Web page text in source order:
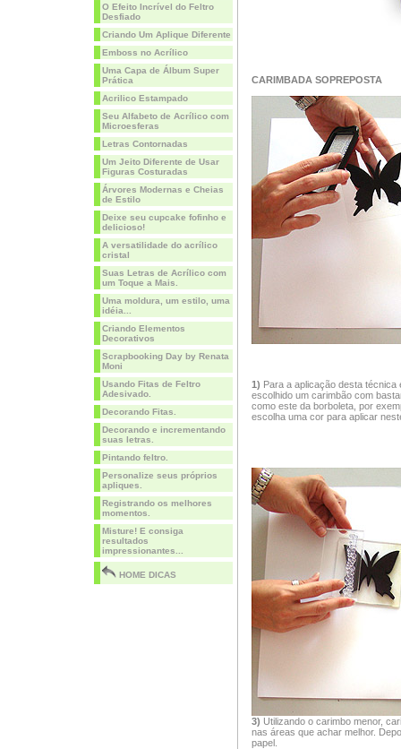
O Efeito Incrível do Feltro
Desfiado
Criando Um Aplique Diferente
Emboss no Acrílico
Uma Capa de Álbum Super
Prática
Acrilico Estampado
Seu Alfabeto de Acrílico com
Microesferas
Letras Contornadas
Um Jeito Diferente de Usar
Figuras Costuradas
Árvores Modernas e Cheias
de Estilo
Deixe seu cupcake fofinho e
delicioso!
A versatilidade do acrílico
cristal
Suas Letras de Acrílico com
um Toque a Mais.
Uma moldura, um estilo, uma
idéia...
Criando Elementos
Decorativos
Scrapbooking Day by Renata
Moni
Usando Fitas de Feltro
Adesivado.
Decorando Fitas.
Decorando e incrementando
suas letras.
Pintando feltro.
Personalize seus próprios
apliques.
Registrando os melhores
momentos.
Misture! E consiga
resultados
impressionantes...
HOME DICAS
CARIMBADA SOPREPOSTA
1) Para a aplicação desta técnica
escolhido um carimbão com
como este da borboleta, por
escolha uma cor para aplicar
3) Utilizando o carimbo menor,
nas áreas que achar melhor.
papel.